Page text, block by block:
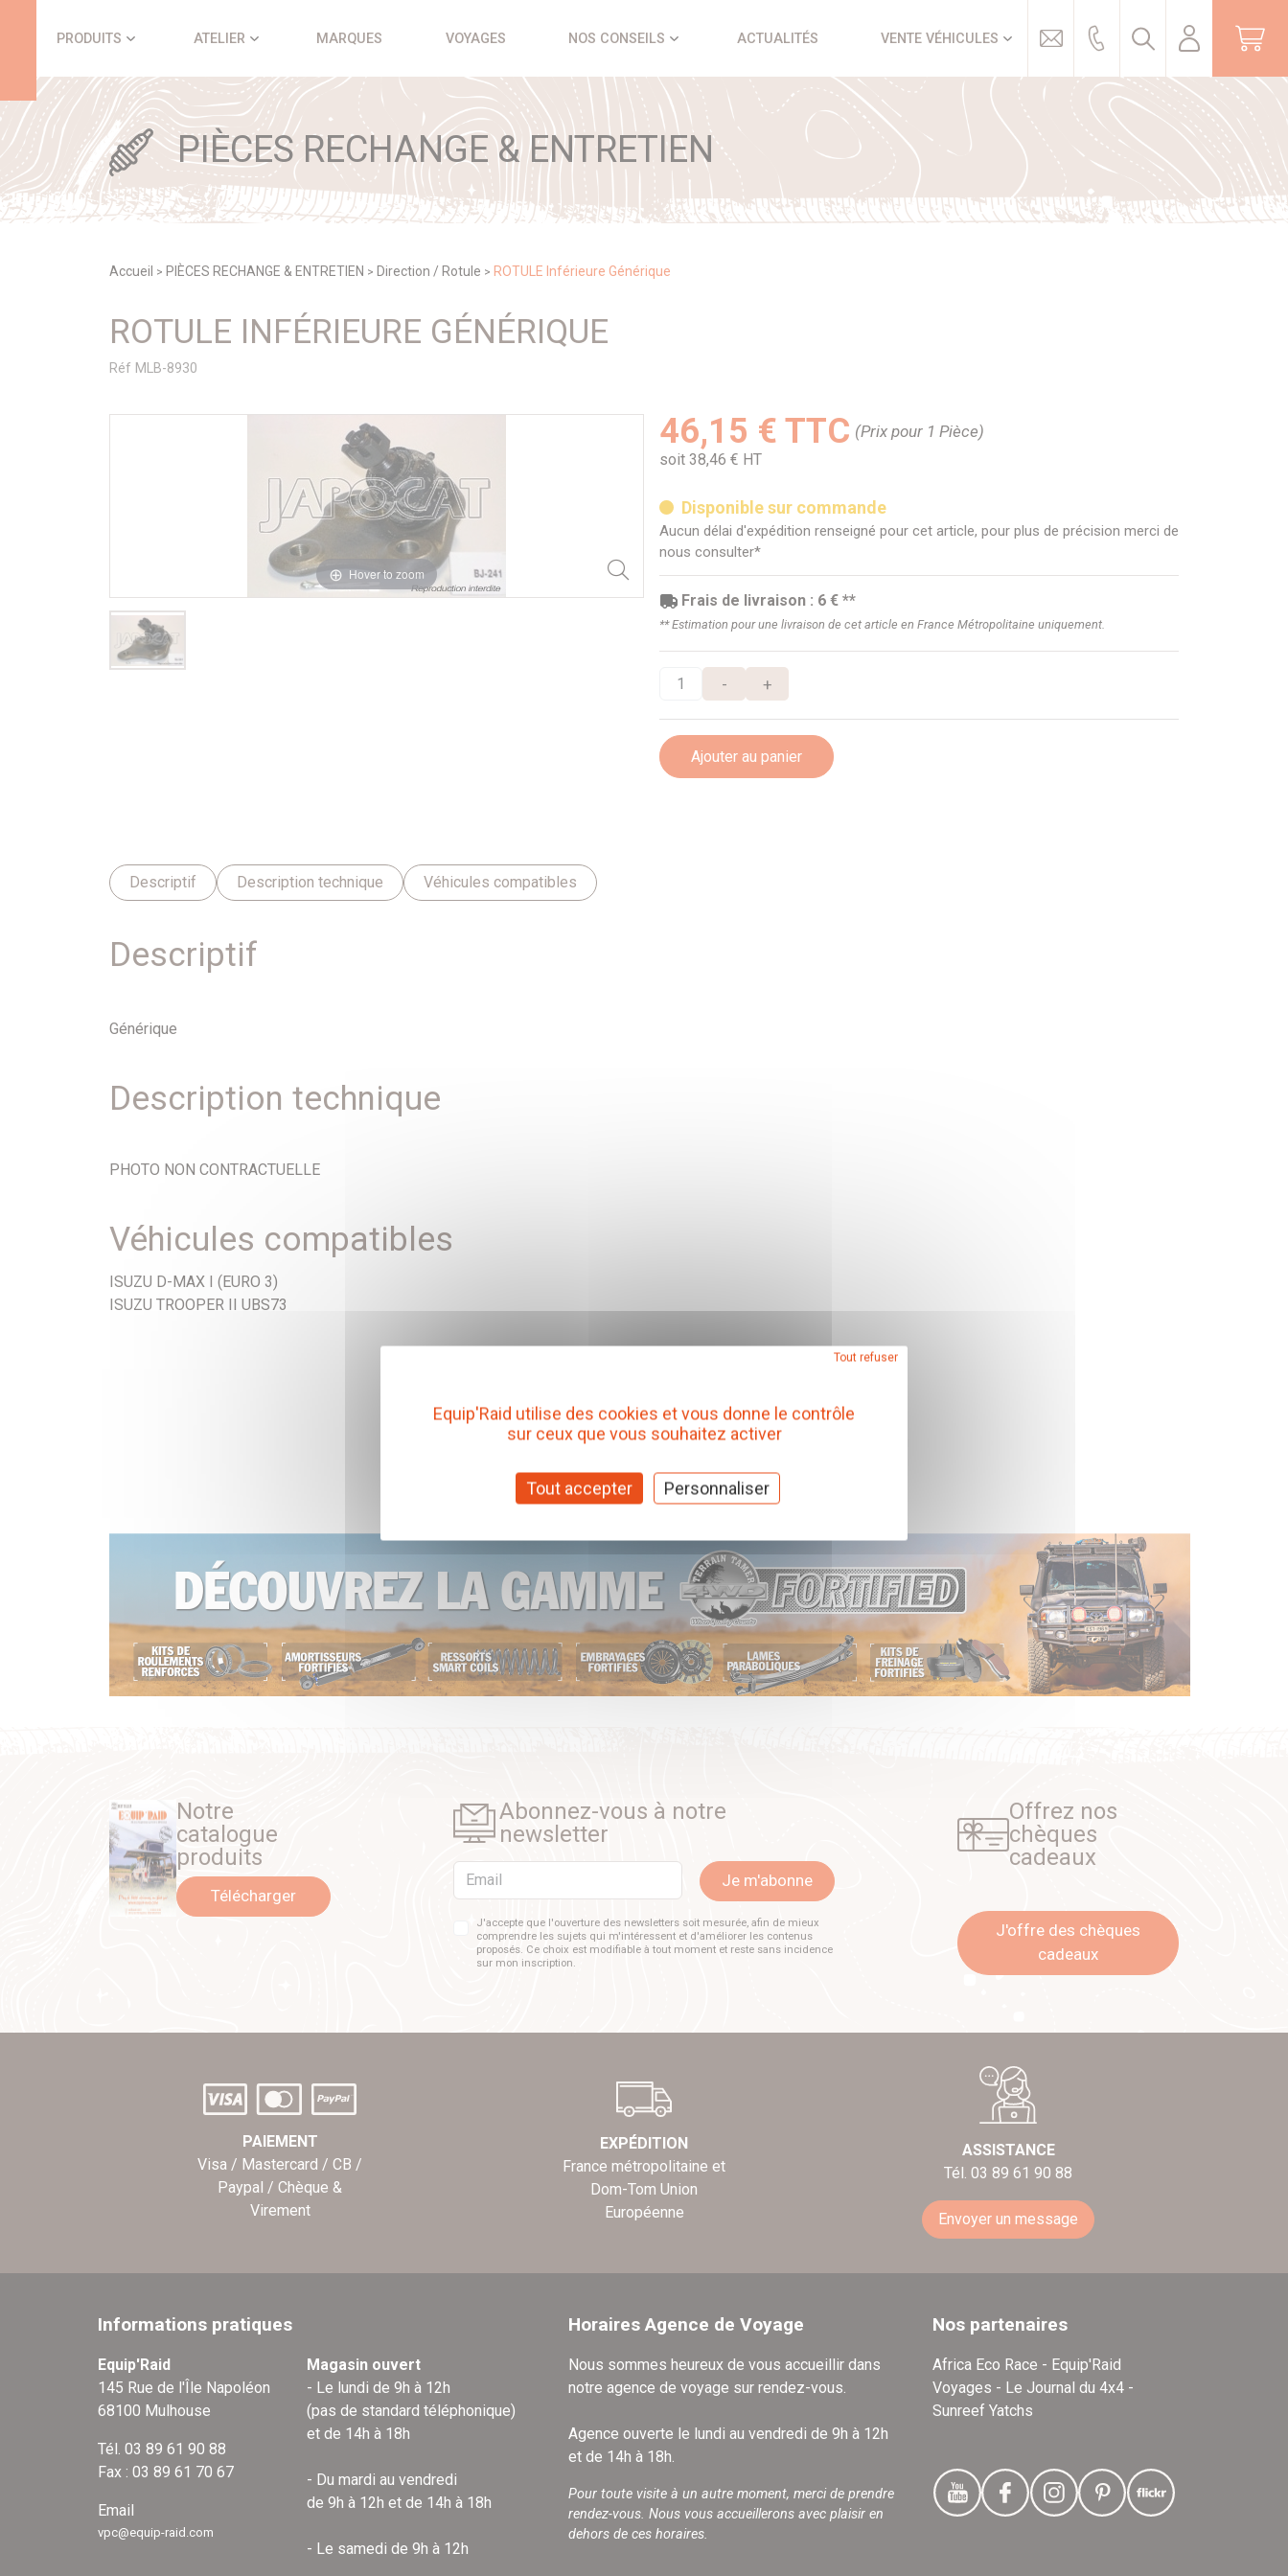
PRODUITS ATELIER MARQUES VOYAGES NOS CONSEILS ACTUALITÉS VENTE VÉHICULES
PIÈCES RECHANGE & ENTRETIEN
Accueil > PIÈCES RECHANGE & ENTRETIEN > Direction / Rotule > ROTULE Inférieure Générique
ROTULE INFÉRIEURE GÉNÉRIQUE
Réf MLB-8930
Hover to zoom
46,15 € TTC (Prix pour 1 Pièce)
soit 38,46 € HT
Disponible sur commande
Aucun délai d'expédition renseigné pour cet article, pour plus de précision merci de
nous consulter*
Frais de livraison : 6 € **
** Estimation pour une livraison de cet article en France Métropolitaine uniquement.
- +
Ajouter au panier
Descriptif Description technique Véhicules compatibles
Descriptif
Générique
Description technique
PHOTO NON CONTRACTUELLE
Véhicules compatibles
ISUZU D-MAX I (EURO 3)
ISUZU TROOPER II UBS73
Notre
catalogue
produits
Télécharger
Abonnez-vous à notre
newsletter
Email Je m'abonne
J'accepte que l'ouverture des newsletters soit mesurée, afin de mieux
comprendre les sujets qui m'intéressent et d'améliorer les contenus
proposés. Ce choix est modifiable à tout moment et reste sans incidence
sur mon inscription.
Offrez nos
chèques
cadeaux
J'offre des chèques
cadeaux
PAIEMENT
Visa / Mastercard / CB /
Paypal / Chèque &
Virement
EXPÉDITION
France métropolitaine et
Dom-Tom Union
Européenne
ASSISTANCE
Tél. 03 89 61 90 88
Envoyer un message
Informations pratiques
Equip'Raid
145 Rue de l'Île Napoléon
68100 Mulhouse
Tél. 03 89 61 90 88
Fax : 03 89 61 70 67
Email
vpc@equip-raid.com
Magasin ouvert
- Le lundi de 9h à 12h
(pas de standard téléphonique)
et de 14h à 18h
- Du mardi au vendredi
de 9h à 12h et de 14h à 18h
- Le samedi de 9h à 12h
Horaires Agence de Voyage
Nous sommes heureux de vous accueillir dans
notre agence de voyage sur rendez-vous.
Agence ouverte le lundi au vendredi de 9h à 12h
et de 14h à 18h.
Pour toute visite à un autre moment, merci de prendre
rendez-vous. Nous vous accueillerons avec plaisir en
dehors de ces horaires.
Nos partenaires
Africa Eco Race - Equip'Raid
Voyages - Le Journal du 4x4 -
Sunreef Yatchs
Equip'Raid utilise des cookies et vous donne le contrôle
sur ceux que vous souhaitez activer
Tout accepter
Tout refuser
Personnaliser